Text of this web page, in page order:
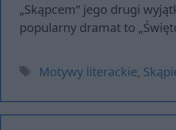
„Skąpcem” jego drugi
popularny dramat to
Tagi
Motywy literackie,